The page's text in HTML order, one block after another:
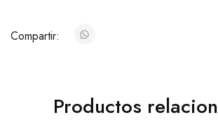
Compartir:
Productos